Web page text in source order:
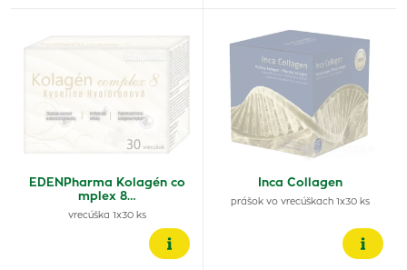
EDENPharma Kolagén co
mplex 8…
vrecúška 1x30 ks
Inca Collagen
prášok vo vrecúškach 1x30 ks